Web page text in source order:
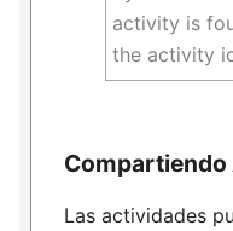
activity is
the activity
Las actividades